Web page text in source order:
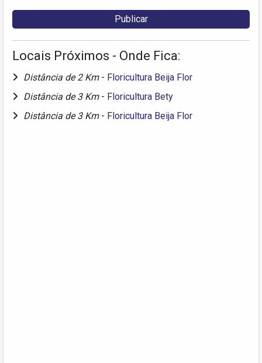
Locais Próximos - Onde Fica:
Distância de 2 Km - Floricultura Beija Flor
Distância de 3 Km - Floricultura Bety
Distância de 3 Km - Floricultura Beija Flor